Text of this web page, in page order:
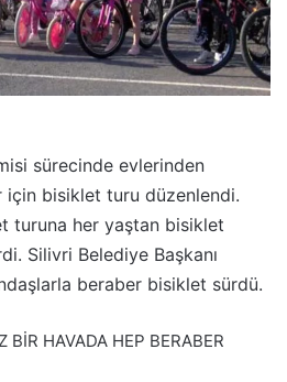
sürecinde evlerinden
için bisiklet turu düzenlendi.
turuna her yaştan bisiklet
Silivri Belediye Başkanı
beraber bisiklet sürdü.
BİR HAVADA HEP BERABER